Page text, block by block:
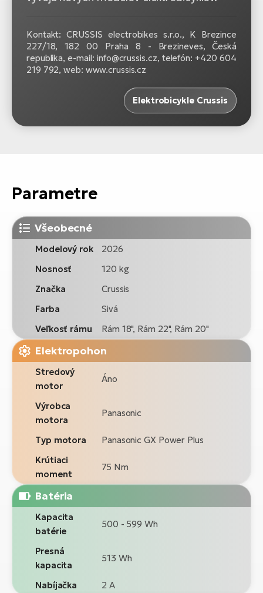
Kontakt: CRUSSIS electrobikes s.r.o., K Brezince
227/18, 182 00 Praha 8 - Brezineves, Česká
republika, e-mail: info@crussis.cz, telefón: +420 604
219 792, web: www.crussis.cz
Elektrobicykle Crussis
Parametre
Všeobecné
Modelový rok
2026
Nosnosť
120 kg
Značka
Crussis
Farba
Sivá
Veľkosť rámu
Rám 18", Rám 22", Rám 20"
Elektropohon
Stredový
motor
Áno
Výrobca
motora
Panasonic
Typ motora
Panasonic GX Power Plus
Krútiaci
moment
75 Nm
Batéria
Kapacita
batérie
500 - 599 Wh
Presná
kapacita
513 Wh
Nabíjačka 2 A